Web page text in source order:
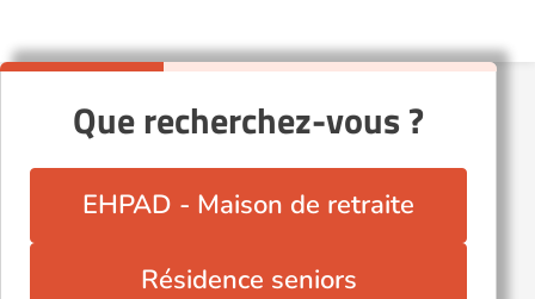
Que recherchez-vous ?
EHPAD - Maison de retraite
Résidence seniors